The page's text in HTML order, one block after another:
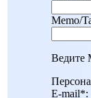
Memo/
Ведите
E-mail*: